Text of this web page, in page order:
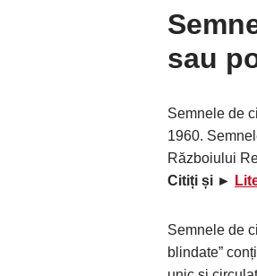
sau
Semnele de
1960.
Războiului
Citiți și ►
Semnele de
blindate”